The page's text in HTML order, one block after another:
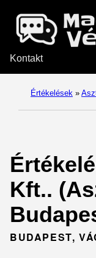
Kontakt
Értékelések »
Kft..
BUDAPEST,